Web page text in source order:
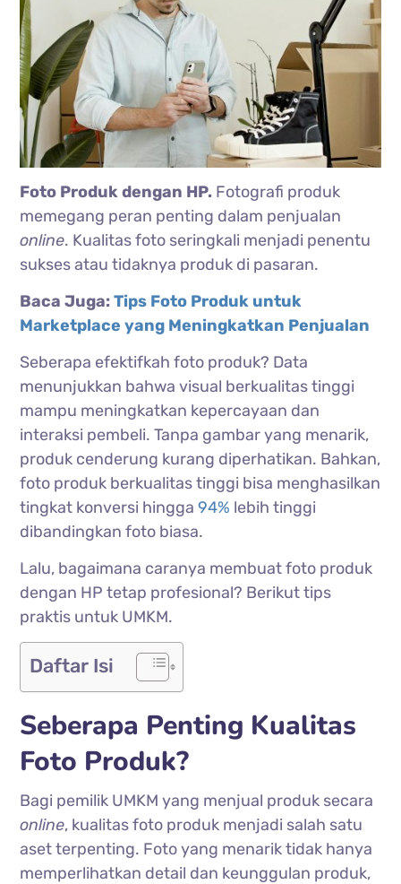
Foto Produk dengan HP. Fotografi produk
memegang peran penting dalam penjualan
online. Kualitas foto seringkali menjadi penentu
sukses atau tidaknya produk di pasaran.
Baca Juga: Tips Foto Produk untuk
Marketplace yang Meningkatkan Penjualan
Seberapa efektifkah foto produk? Data
menunjukkan bahwa visual berkualitas tinggi
mampu meningkatkan kepercayaan dan
interaksi pembeli. Tanpa gambar yang menarik,
produk cenderung kurang diperhatikan. Bahkan,
foto produk berkualitas tinggi bisa menghasilkan
tingkat konversi hingga94% lebih tinggi
dibandingkan foto biasa.
Lalu, bagaimana caranya membuat foto produk
dengan HP tetap profesional? Berikut tips
praktis untuk UMKM.
Daftar Isi
Seberapa Penting Kualitas
Foto Produk?
Bagi pemilik UMKM yang menjual produk secara
online, kualitas foto produk menjadi salah satu
aset terpenting. Foto yang menarik tidak hanya
memperlihatkan detail dan keunggulan produk,